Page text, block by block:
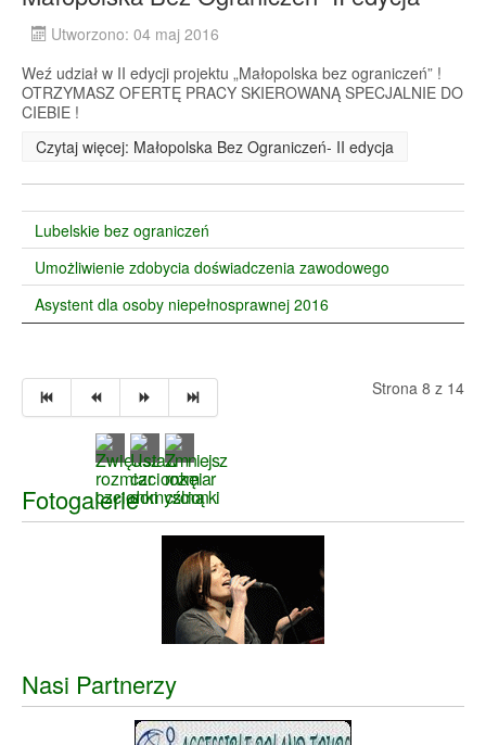
Utworzono: 04 maj 2016
Weź udział w II edycji projektu „Małopolska bez ograniczeń” !
OTRZYMASZ OFERTĘ PRACY SKIEROWANĄ SPECJALNIE DO
CIEBIE !
Czytaj więcej: Małopolska Bez Ograniczeń- II edycja
Lubelskie bez ograniczeń
Umożliwienie zdobycia doświadczenia zawodowego
Asystent dla osoby niepełnosprawnej 2016
Strona 8 z 14
Fotogalerie
Nasi Partnerzy